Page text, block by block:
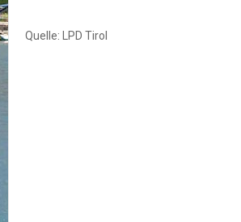
Quelle: LPD Tirol